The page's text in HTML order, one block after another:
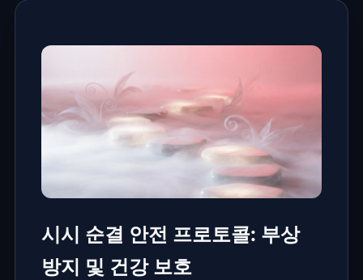
시시 순결 안전 프로토콜: 부상
방지 및 건강 보호